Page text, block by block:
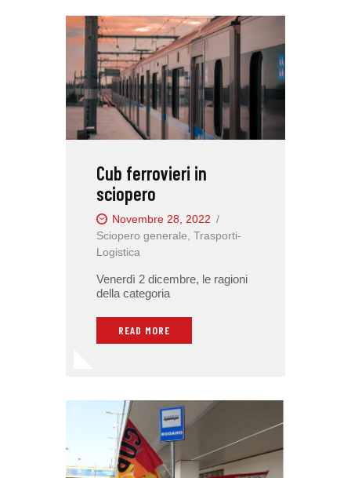
Cub ferrovieri in
sciopero
Novembre 28, 2022
Sciopero generale Trasporti-
Logistica
Venerdì 2 dicembre, le ragioni
della categoria
READ MORE